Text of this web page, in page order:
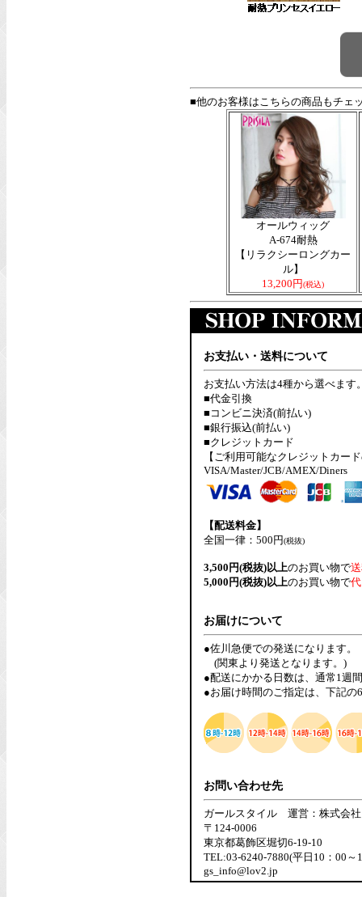
■他のお客様はこちらの商品もチェ
オールウィッグ
A-674耐熱
【リラクシーロングカー
ル】
13,200円(税込)
お支払い・送料について
お支払い方法は4種から選べます
■代金引換
■コンビニ決済(前払い)
■銀行振込(前払い)
■クレジットカード
【ご利用可能なクレジットカー
VISA/Master/JCB/AMEX/Diners
【配送料金】
全国一律：500円(税抜)
3,500円(税抜)以上のお買い物で
5,000円(税抜)以上のお買い物で
お届けについて
●佐川急便での発送になります。
(関東より発送となります。)
●配送にかかる日数は、通常1週
●お届け時間のご指定は、下記
お問い合わせ先
ガールスタイル 運営：株式会
〒124-0006
東京都葛飾区堀切6-19-10
TEL:03-6240-7880(平日10：00～
gs_info@lov2.jp